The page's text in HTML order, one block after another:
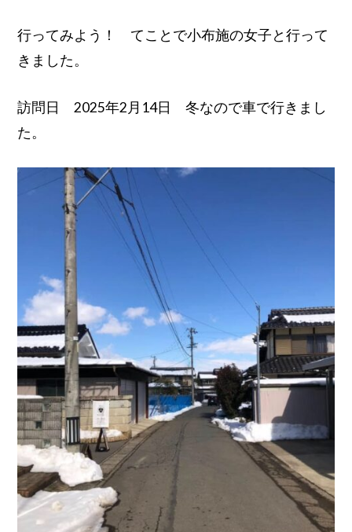
行ってみよう！ てことで小布施の女子と行って
きました。
訪問日 2025年2月14日 冬なので車で行きまし
た。